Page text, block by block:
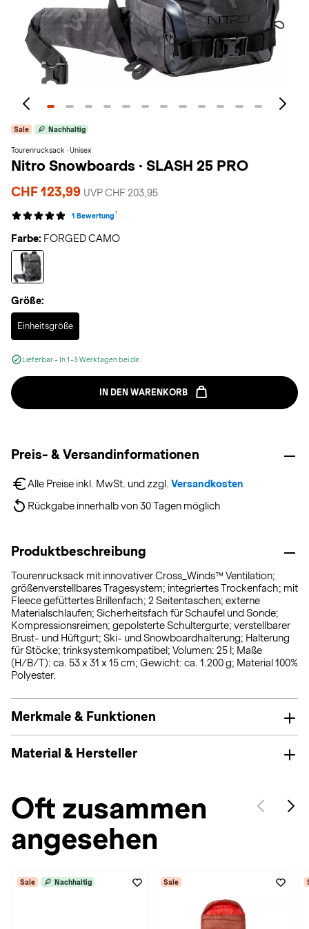
Sale Nachhaltig
Tourenrucksack · Unisex
Nitro Snowboards · SLASH 25 PRO
CHF 123,99 UVP CHF 203,95
1 Bewertung 1
Farbe: FORGED CAMO
Größe:
Einheitsgröße
Selected
Lieferbar - In 1-3 Werktagen bei dir.
IN DEN WARENKORB
Preis- & Versandinformationen
Alle Preise inkl. MwSt. und zzgl. Versandkosten
Rückgabe innerhalb von 30 Tagen möglich
Produktbeschreibung
Tourenrucksack mit innovativer Cross_Winds™ Ventilation;
größenverstellbares Tragesystem; integriertes Trockenfach; mit
Fleece gefüttertes Brillenfach; 2 Seitentaschen; externe
Materialschlaufen; Sicherheitsfach für Schaufel und Sonde;
Kompressionsreimen; gepolsterte Schultergurte; verstellbarer
Brust- und Hüftgurt; Ski- und Snowboardhalterung; Halterung
für Stöcke; trinksystemkompatibel; Volumen: 25 l; Maße
(H/B/T): ca. 53 x 31 x 15 cm; Gewicht: ca. 1.200 g; Material 100%
Polyester.
Merkmale & Funktionen
Material & Hersteller
Oft zusammen
angesehen
Sale Nachhaltig Sale